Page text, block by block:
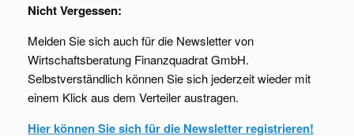
Nicht Vergessen:
Melden Sie sich auch für die Newsletter von
Wirtschaftsberatung Finanzquadrat GmbH.
Selbstverständlich können Sie sich jederzeit wieder mit
einem Klick aus dem Verteiler austragen.
Hier können Sie sich für die Newsletter registrieren!